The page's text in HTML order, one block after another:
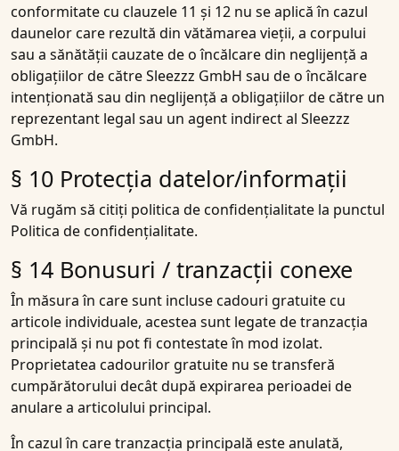
conformitate cu clauzele 11 și 12 nu se aplică în cazul
daunelor care rezultă din vătămarea vieții, a corpului
sau a sănătății cauzate de o încălcare din neglijență a
obligațiilor de către Sleezzz GmbH sau de o încălcare
intenționată sau din neglijență a obligațiilor de către un
reprezentant legal sau un agent indirect al Sleezzz
GmbH.
§ 10 Protecția datelor/informații
Vă rugăm să citiți politica de confidențialitate la punctul
Politica de confidențialitate.
§ 14 Bonusuri / tranzacții conexe
În măsura în care sunt incluse cadouri gratuite cu
articole individuale, acestea sunt legate de tranzacția
principală și nu pot fi contestate în mod izolat.
Proprietatea cadourilor gratuite nu se transferă
cumpărătorului decât după expirarea perioadei de
anulare a articolului principal.
În cazul în care tranzacția principală este anulată,